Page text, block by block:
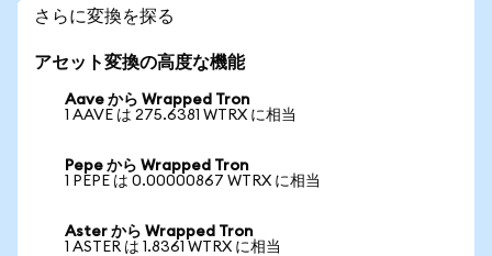
さらに変換を探る
アセット変換の高度な機能
Aave から Wrapped Tron
1 AAVE は 275.6381 WTRX に相当
Pepe から Wrapped Tron
1 PEPE は 0.00000867 WTRX に相当
Aster から Wrapped Tron
1 ASTER は 1.8361 WTRX に相当